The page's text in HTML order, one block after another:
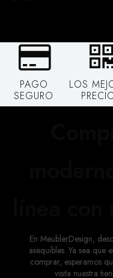
PAGO
SEGURO
LOS
En MeublerDesign,
asequibles. Ya sea que
comprar, esperamos
visita nuestra